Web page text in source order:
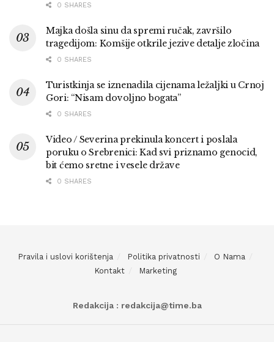
0 SHARES
Majka došla sinu da spremi ručak, završilo
tragedijom: Komšije otkrile jezive detalje zločina
0 SHARES
Turistkinja se iznenadila cijenama ležaljki u Crnoj
Gori: “Nisam dovoljno bogata”
0 SHARES
Video / Severina prekinula koncert i poslala
poruku o Srebrenici: Kad svi priznamo genocid,
bit ćemo sretne i vesele države
0 SHARES
Pravila i uslovi korištenja Politika privatnosti
O Nama
Kontakt
Marketing
Redakcija : redakcija@time.ba